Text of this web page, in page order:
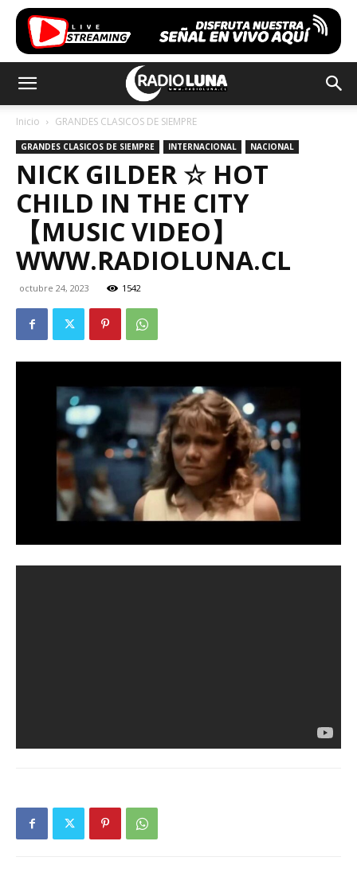
Inicio GRANDES CLASICOS DE SIEMPRE
GRANDES CLASICOS DE SIEMPRE INTERNACIONAL NACIONAL
NICK GILDER ☆ HOT
CHILD IN THE CITY
【MUSIC VIDEO】
WWW.RADIOLUNA.CL
octubre 24, 2023 1542